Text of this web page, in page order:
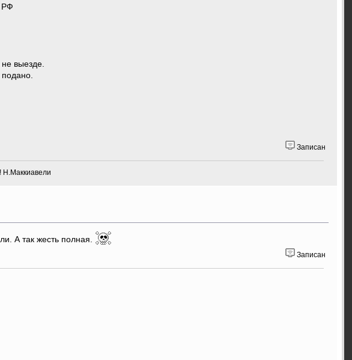
РФ
выезде.
Записан
Н.Маккиавели
А так жесть полная.
Записан